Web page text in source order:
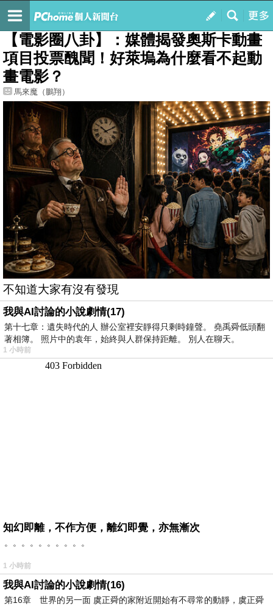
我的
最新文章
【電影圈八卦】：媒體揭發奧斯卡動畫
項目投票醜聞！好萊塢為什麼看不起動
畫電影？
馬來魔（鵬翔）
不知道大家有沒有發現
我與AI討論的小說劇情(17)
第十七章：遺失時代的人 辦公室裡安靜得只剩時鐘聲。 堯禹舜低頭翻
著相簿。 照片中的袁年，始終與人群保持距離。 別人在聊天。
1 小時前
知幻即離，不作方便，離幻即覺，亦無漸次
。。。。。。。。。。
1 小時前
我與AI討論的小說劇情(16)
第16章 世界的另一面 虞正舜的家附近開始有不尋常的動靜，虞正舜